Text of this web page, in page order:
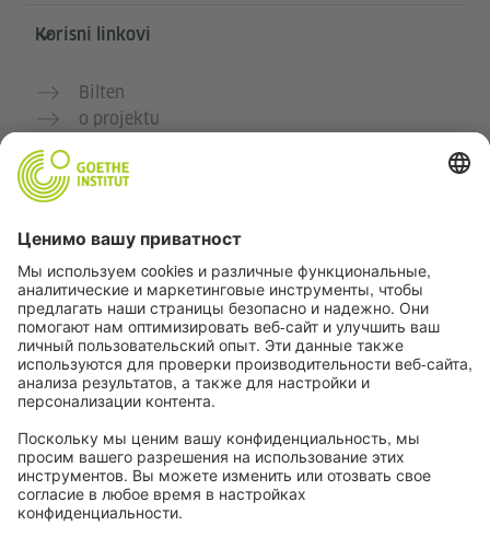
Korisni linkovi
Bilten
o projektu
Zajednica „Deutsch für dich“
Vežbajte nemački besplatno
Kurse nemačkog jezika Goethe-Instituta
Portal za nastavnike „Deutschstunde“
Privatnost i pristupačnost
Podešavanja privatnosti